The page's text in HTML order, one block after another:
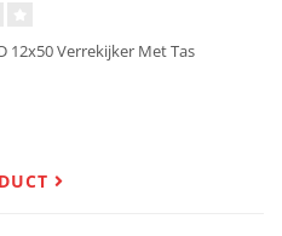
12x50 Verrekijker Met Tas